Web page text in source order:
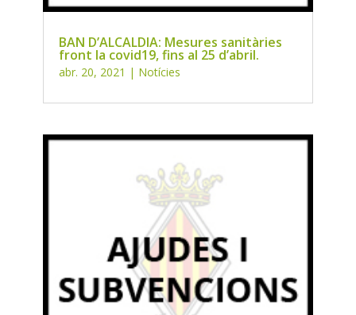
BAN D’ALCALDIA: Mesures sanitàries
front la covid19, fins al 25 d’abril.
abr. 20, 2021 | Notícies